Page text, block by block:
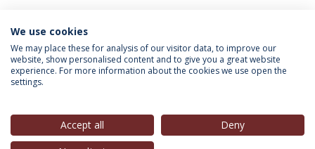
INFORMAÇÃO PARA
We use cookies
We may place these for analysis of our visitor data, to improve our
website, show personalised content and to give you a great website
experience. For more information about the cookies we use open the
settings.
Accept all
Deny